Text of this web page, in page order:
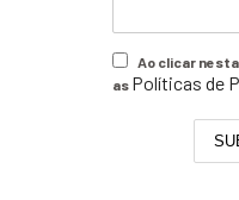
Ao clicar
as Políticas de